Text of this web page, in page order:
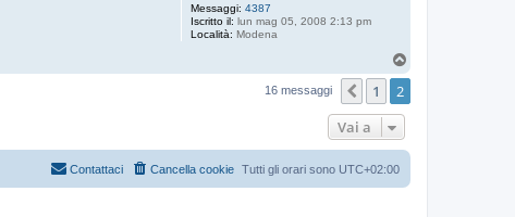
Messaggi: 4387
Iscritto il: lun mag 05, 2008 2:13 pm
Località: Modena
16 messaggi Precedente
1 2
Vai a
Tutti gli orari sono UTC+02:00
Cancella cookie
Contattaci